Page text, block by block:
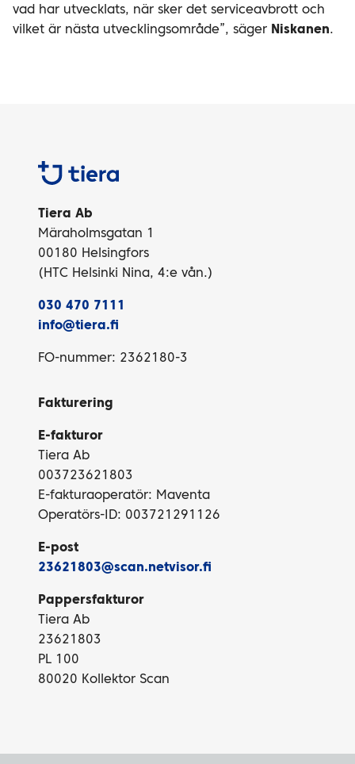
vad har utvecklats, när sker det serviceavbrott och
vilket är nästa utvecklingsområde”, säger Niskanen.
Tiera
Tiera Ab
Märaholmsgatan 1
00180 Helsingfors
(HTC Helsinki Nina, 4:e vån.)
030 470 7111
info@tiera.fi
FO-nummer: 2362180-3
Fakturering
E-fakturor
Tiera Ab
003723621803
E-fakturaoperatör: Maventa
Operatörs-ID: 003721291126
E-post
23621803@scan.netvisor.fi
Pappersfakturor
Tiera Ab
23621803
PL 100
80020 Kollektor Scan